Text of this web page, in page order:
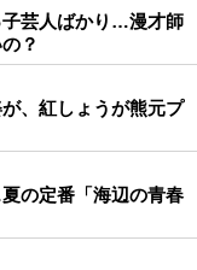
芸人ばかり…漫才師
？
、紅しょうが熊元プ
の定番「海辺の青春